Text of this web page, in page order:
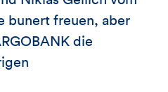
bunert freuen, aber
die